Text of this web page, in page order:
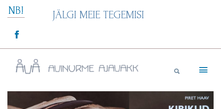
Skip
NB! JÄLGI MEIE TEGEMISI
Avinurme Ajavakk